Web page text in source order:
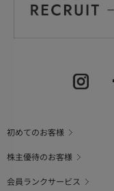
初めてのお客様
株主優待のお客様
会員ランクサービス